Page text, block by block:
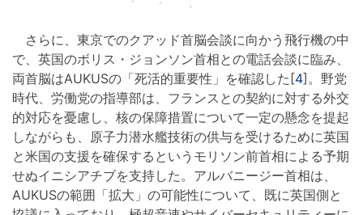
さらに、東京でのクアッド首脳会談に向かう飛行機の中
で、英国のボリス・ジョンソン首相との電話会談に臨み、
両首脳はAUKUSの「死活的重要性」を確認した[4]。野党
時代、労働党の指導部は、フランスとの契約に対する外交
的対応を憂慮し、核の保障措置について一定の懸念を提起
しながらも、原子力潜水艦技術の供与を受けるために英国
と米国の支援を確保するというモリソン前首相による予期
せぬイニシアチブを支持した。アルバニージー首相は、
AUKUSの範囲「拡大」の可能性について、既に英国側と